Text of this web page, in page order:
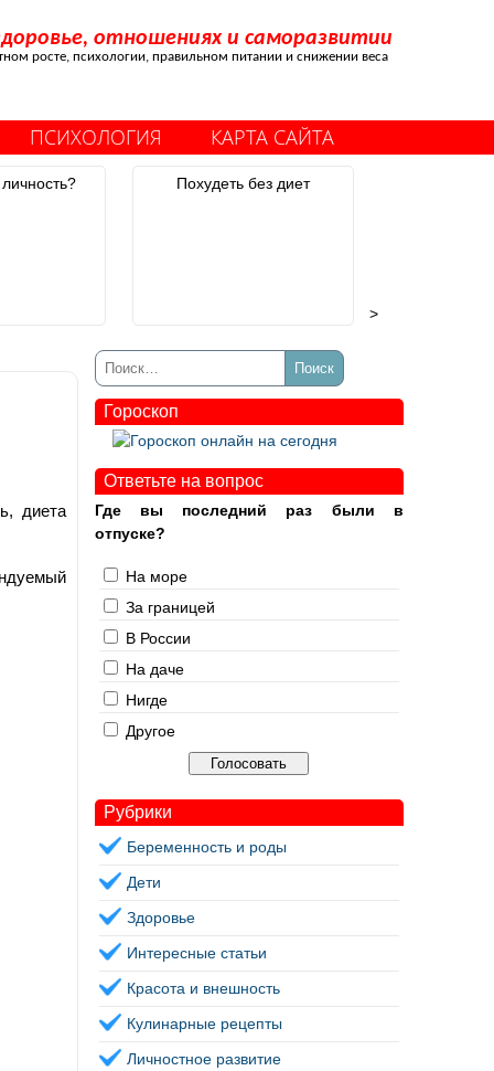
отношениях и саморазвитии
росте, психологии, правильном питании и снижении веса
ПСИХОЛОГИЯ КАРТА САЙТА
Похудеть без диет
>
диета
Гороскоп
Ответьте на вопрос
Где вы последний раз были в
отпуске?
На море
За границей
В России
На даче
Нигде
Другое
Рубрики
Беременность и роды
Дети
Здоровье
Интересные статьи
Красота и внешность
Кулинарные рецепты
Личностное развитие